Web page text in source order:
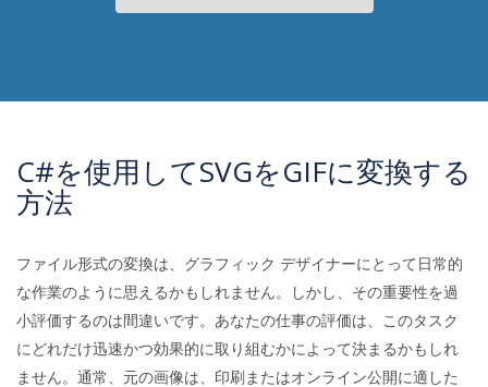
C#を使用してSVGをGIFに変換する
方法
ファイル形式の変換は、グラフィック デザイナーにとって日常的
な作業のように思えるかもしれません。しかし、その重要性を過
小評価するのは間違いです。あなたの仕事の評価は、このタスク
にどれだけ迅速かつ効果的に取り組むかによって決まるかもしれ
ません。通常、元の画像は、印刷またはオンライン公開に適した